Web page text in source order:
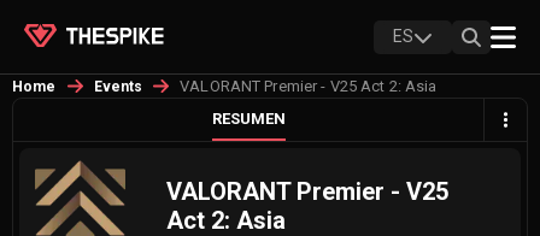
ES
Home Events
VALORANT Premier - V25 Act 2: Asia
RESUMEN
VALORANT Premier - V25
Act 2: Asia